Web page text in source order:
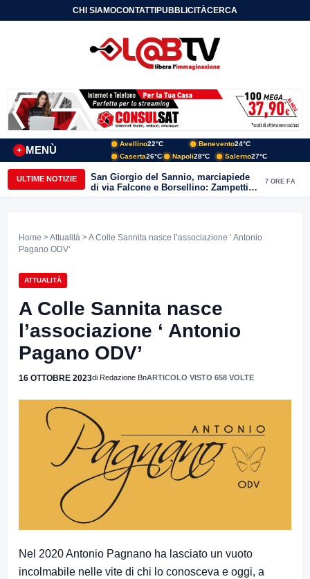
CHI SIAMOCONTATTIPUBBLICITÀCERCA
MENÙ
+
Avellino22°C Benevento24°C
Caserta26°C Napoli28°C Salerno27°C
ULTIME NOTIZIE
San Giorgio del Sannio, marciapiede
di via Falcone e Borsellino: Zampetti e
Lombardi replicano alle polemiche
7 ORE FA
Home >Attualità > A Colle Sannita nasce l’associazione ‘ Antonio
Pagano ODV’
ATTUALITÀ
A Colle Sannita nasce
l’associazione ‘ Antonio
Pagano ODV’
16 OTTOBRE 2023di Redazione BnARTICOLO VISTO 658 VOLTE
Nel 2020 Antonio Pagnano ha lasciato un vuoto
incolmabile nelle vite di chi lo conosceva e oggi, a